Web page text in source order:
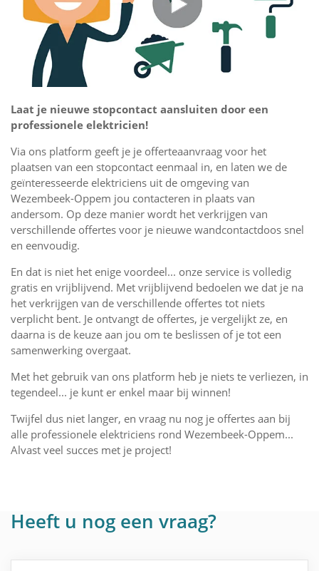
Laat je nieuwe stopcontact aansluiten door een
professionele elektricien!
Via ons platform geeft je je offerteaanvraag voor het
plaatsen van een stopcontact eenmaal in, en laten we de
geïnteresseerde elektriciens uit de omgeving van
Wezembeek-Oppem jou contacteren in plaats van
andersom. Op deze manier wordt het verkrijgen van
verschillende offertes voor je nieuwe wandcontactdoos snel
en eenvoudig.
En dat is niet het enige voordeel... onze service is volledig
gratis en vrijblijvend. Met vrijblijvend bedoelen we dat je na
het verkrijgen van de verschillende offertes tot niets
verplicht bent. Je ontvangt de offertes, je vergelijkt ze, en
daarna is de keuze aan jou om te beslissen of je tot een
samenwerking overgaat.
Met het gebruik van ons platform heb je niets te verliezen, in
tegendeel... je kunt er enkel maar bij winnen!
Twijfel dus niet langer, en vraag nu nog je offertes aan bij
alle professionele elektriciens rond Wezembeek-Oppem...
Alvast veel succes met je project!
Heeft u nog een vraag?